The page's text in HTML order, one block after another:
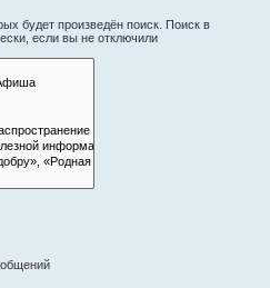
будет произведён поиск. Поиск в
если вы не отключили